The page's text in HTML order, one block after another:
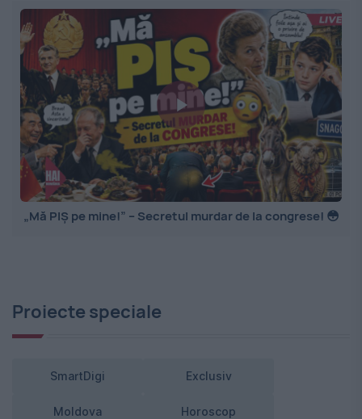
„Mă PIȘ pe mine!” – Secretul murdar de la congrese! 😳
Proiecte speciale
SmartDigi Exclusiv
Moldova Horoscop